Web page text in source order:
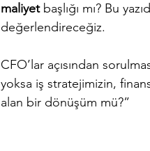
maliyet başlığı mı? Bu
değerlendireceğiz.
CFO’lar açısından
yoksa iş stratejimizin,
alan bir dönüşüm mü?”